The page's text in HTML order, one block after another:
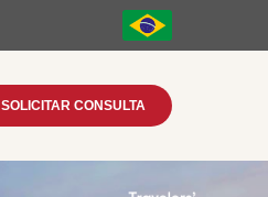
SOLICITAR CONSULTA